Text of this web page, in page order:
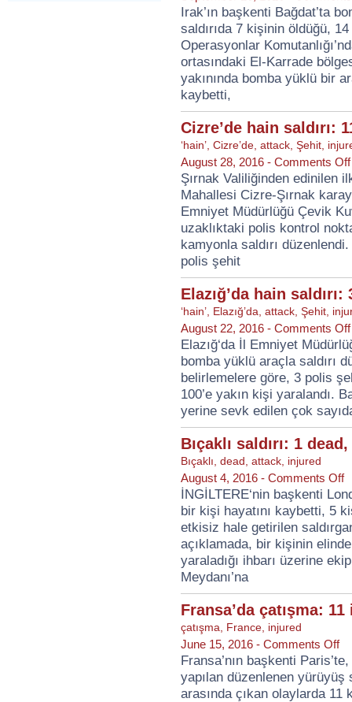
Irak’ın başkenti Bağdat’ta
saldırıda 7 kişinin öldüğü,
Operasyonlar
ortasındaki El-Karrade
yakınında bomba yüklü bir
kaybetti,
Cizre’de hain saldırı:
‘hain’ Cizre’de attack Şehit
August 28, 2016 - Comments Off
Şırnak Valiliğinden edinilen
Mahallesi Cizre-Şırnak
Emniyet Müdürlüğü Çevik
uzaklıktaki polis kontrol
kamyonla saldırı
polis şehit
Elazığ’da hain
‘hain’ Elazığ’da attack Şehit
August 22, 2016 - Comments Off
Elazığ‘da İl Emniyet
bomba yüklü araçla saldırı
belirlemelere göre, 3 polis
100’e yakın kişi yaralandı.
yerine sevk edilen çok
Bıçaklı saldırı: 1
Bıçaklı dead attack injured
August 4, 2016 - Comments Offon
1
5
İNGİLTERE‘nin başkenti
bir kişi hayatını kaybetti, 5
etkisiz hale getirilen
açıklamada, bir kişinin
yaraladığı ihbarı üzerine
Meydanı’na
Fransa’da çatışma:
çatışma France injured
June 15, 2016 - Comments Offon
11
Fransa’nın başkenti
yapılan düzenlenen yürüyüş
arasında çıkan olaylarda 11